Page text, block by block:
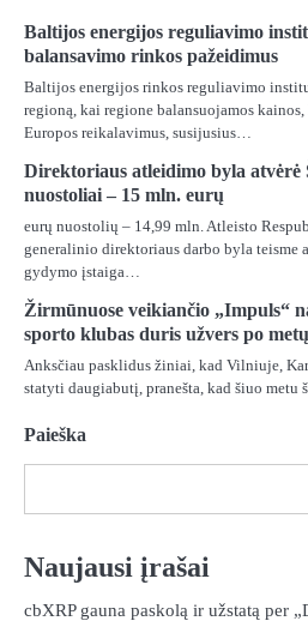
Baltijos energijos reguliavimo
balansavimo rinkos pažeidimus
Baltijos energijos rinkos reguliavimo
regioną, kai regione balansuojamos
Europos reikalavimus, susijusius…
Direktoriaus atleidimo byla atvėrė
nuostoliai – 15 mln. eurų
eurų nuostolių – 14,99 mln. Atleisto
generalinio direktoriaus darbo byla teisme
gydymo įstaiga…
Žirmūnuose veikiančio „Impuls“
sporto klubas duris užvers po metų
Anksčiau pasklidus žiniai, kad Vilniuje,
statyti daugiabutį, pranešta, kad šiuo
Paieška
Naujausi įrašai
cbXRP gauna paskolą ir užstatą per